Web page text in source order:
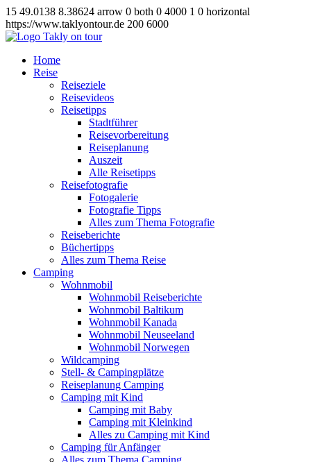
15 49.0138 8.38624 arrow 0 both 0 4000 1 0 horizontal
https://www.taklyontour.de 200 6000
Home
Reise
Reiseziele
Reisevideos
Reisetipps
Stadtführer
Reisevorbereitung
Reiseplanung
Auszeit
Alle Reisetipps
Reisefotografie
Fotogalerie
Fotografie Tipps
Alles zum Thema Fotografie
Reiseberichte
Büchertipps
Alles zum Thema Reise
Camping
Wohnmobil
Wohnmobil Reiseberichte
Wohnmobil Baltikum
Wohnmobil Kanada
Wohnmobil Neuseeland
Wohnmobil Norwegen
Wildcamping
Stell- & Campingplätze
Reiseplanung Camping
Camping mit Kind
Camping mit Baby
Camping mit Kleinkind
Alles zu Camping mit Kind
Camping für Anfänger
Alles zum Thema Camping